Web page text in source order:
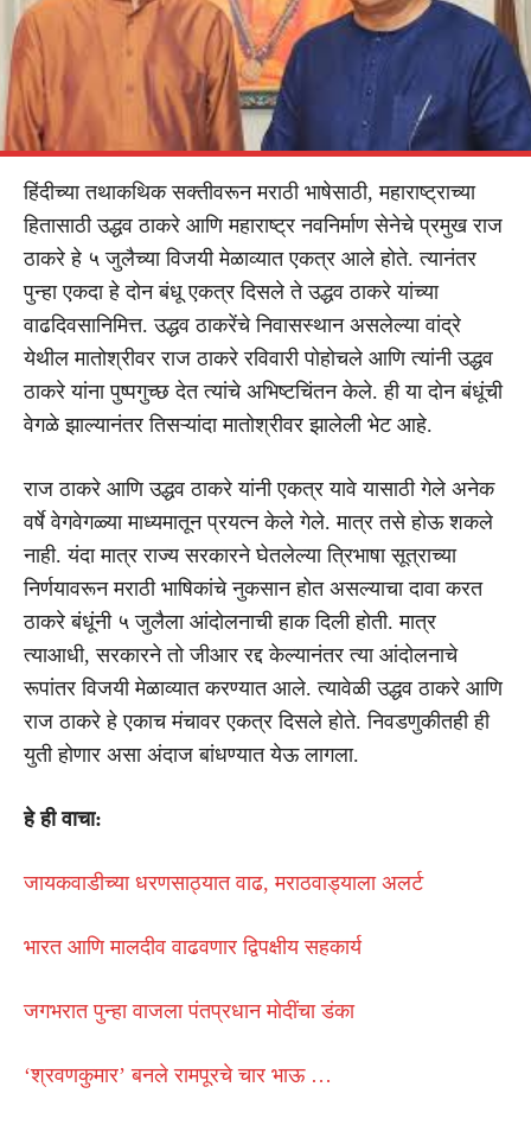
हिंदीच्या तथाकथिक सक्तीवरून मराठी भाषेसाठी, महाराष्ट्राच्या
हितासाठी उद्धव ठाकरे आणि महाराष्ट्र नवनिर्माण सेनेचे प्रमुख राज
ठाकरे हे ५ जुलैच्या विजयी मेळाव्यात एकत्र आले होते. त्यानंतर
पुन्हा एकदा हे दोन बंधू एकत्र दिसले ते उद्धव ठाकरे यांच्या
वाढदिवसानिमित्त. उद्धव ठाकरेंचे निवासस्थान असलेल्या वांद्रे
येथील मातोश्रीवर राज ठाकरे रविवारी पोहोचले आणि त्यांनी उद्धव
ठाकरे यांना पुष्पगुच्छ देत त्यांचे अभिष्टचिंतन केले. ही या दोन बंधूंची
वेगळे झाल्यानंतर तिसऱ्यांदा मातोश्रीवर झालेली भेट आहे.
राज ठाकरे आणि उद्धव ठाकरे यांनी एकत्र यावे यासाठी गेले अनेक
वर्षे वेगवेगळ्या माध्यमातून प्रयत्न केले गेले. मात्र तसे होऊ शकले
नाही. यंदा मात्र राज्य सरकारने घेतलेल्या त्रिभाषा सूत्राच्या
निर्णयावरून मराठी भाषिकांचे नुकसान होत असल्याचा दावा करत
ठाकरे बंधूंनी ५ जुलैला आंदोलनाची हाक दिली होती. मात्र
त्याआधी, सरकारने तो जीआर रद्द केल्यानंतर त्या आंदोलनाचे
रूपांतर विजयी मेळाव्यात करण्यात आले. त्यावेळी उद्धव ठाकरे आणि
राज ठाकरे हे एकाच मंचावर एकत्र दिसले होते. निवडणुकीतही ही
युती होणार असा अंदाज बांधण्यात येऊ लागला.
हे ही वाचा:
जायकवाडीच्या धरणसाठ्यात वाढ, मराठवाड्याला अलर्ट
भारत आणि मालदीव वाढवणार द्विपक्षीय सहकार्य
जगभरात पुन्हा वाजला पंतप्रधान मोदींचा डंका
‘श्रवणकुमार’ बनले रामपूरचे चार भाऊ …